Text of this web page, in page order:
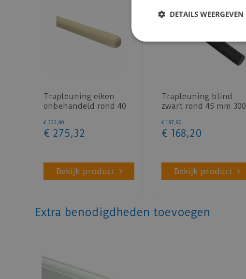
Trapleuning eiken
onbehandeld rond 40
€ 323,90
€ 275,32
Bekijk product
Trapleuning blind
zwart rond 45 mm 300
€ 197,90
€ 168,20
Bekijk product
Extra benodigdheden toevoegen
DETAILS WEERGEVEN